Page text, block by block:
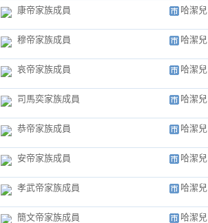
康帝家族成員 哈潔兒
穆帝家族成員 哈潔兒
哀帝家族成員 哈潔兒
司馬奕家族成員 哈潔兒
恭帝家族成員 哈潔兒
安帝家族成員 哈潔兒
孝武帝家族成員 哈潔兒
簡文帝家族成員 哈潔兒